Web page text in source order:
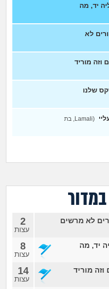
מתבגרים
מהבקו"ם... ועד מתי?!
לימודים וסטודנטים
עבודה וקריירה
מה שעובר עליי
שומרים על הגוף
יד, מה
לא
וזה מוריד
שלנו
(Lamali, בת
לא מרשים 2
עצות
יד, מה
8
עצות
מוריד
14
עצות